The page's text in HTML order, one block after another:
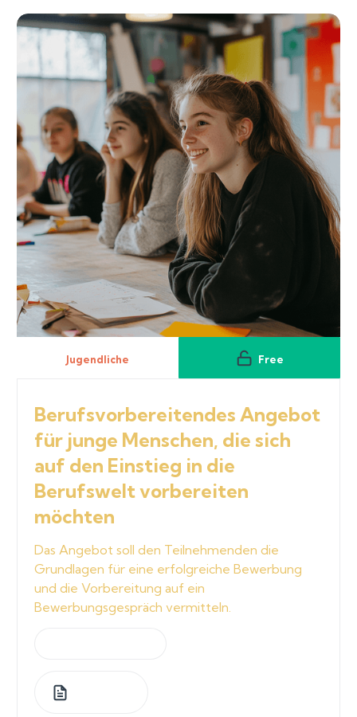
Jugendliche Free
Berufsvorbereitendes Angebot
für junge Menschen, die sich
auf den Einstieg in die
Berufswelt vorbereiten
möchten
Das Angebot soll den Teilnehmenden die
Grundlagen für eine erfolgreiche Bewerbung
und die Vorbereitung auf ein
Bewerbungsgespräch vermitteln.